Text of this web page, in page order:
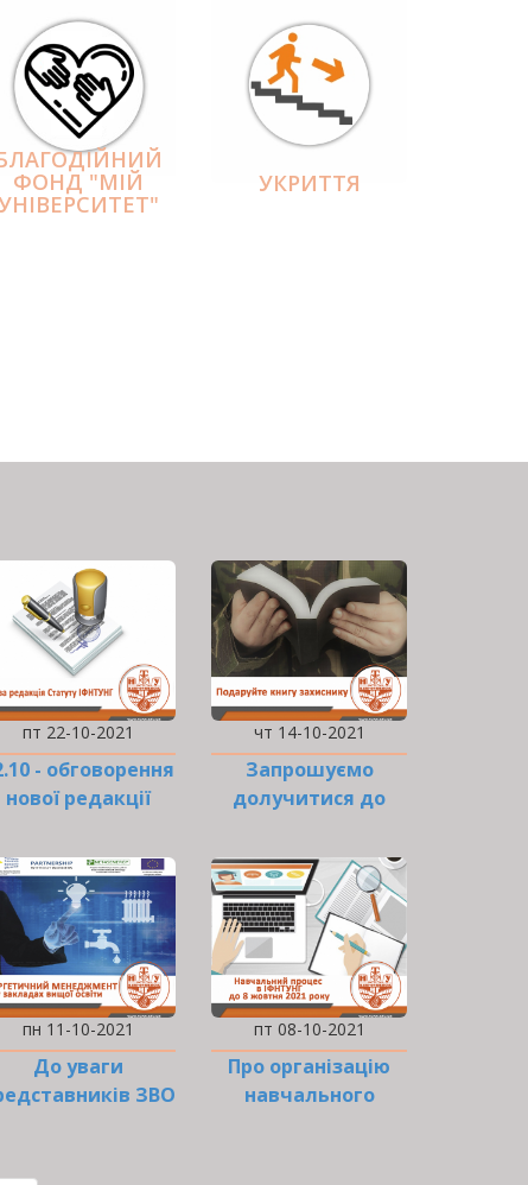
ФОНД "МІЙ УКРИТТЯ
пт 22-10-2021
- обговорення
нової редакції
чт 14-10-2021
Запрошуємо
долучитися до
захиснику…
пн 11-10-2021
До уваги
ЗВО
пт 08-10-2021
Про організацію
навчального